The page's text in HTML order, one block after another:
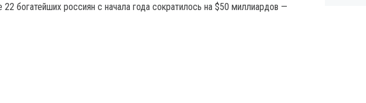
богатейших россиян с начала года сократилось на $50 миллиардов —